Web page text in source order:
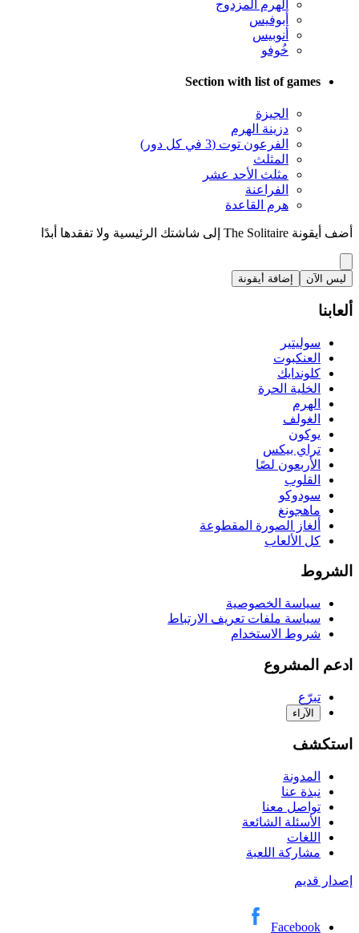
الهرم المزدوج
أبوفيس
أنوبيس
خُوفو
Section with list of games
الجيزة
دزينة الهرم
الفرعون توت (3 في كل دور)
المثلث
مثلث الأحد عشر
الفراعنة
هرم القاعدة
أضف أيقونة The Solitaire إلى شاشتك الرئيسية ولا تفقدها أبدًا
ليس الآن إضافة أيقونة
ألعابنا
سوليتير
العنكبوت
كلوندايك
الخلية الحرة
الهرم
الغولف
يوكون
تراي بيكس
الأربعون لصًا
القلوب
سودوكو
ماهجونغ
ألغاز الصورة المقطوعة
كل الألعاب
الشروط
سياسة الخصوصية
سياسة ملفات تعريف الارتباط
شروط الاستخدام
ادعم المشروع
تبرّع
الآراء
استكشف
المدونة
نبذة عنا
تواصل معنا
الأسئلة الشائعة
اللغات
مشاركة اللعبة
إصدار قديم
Facebook